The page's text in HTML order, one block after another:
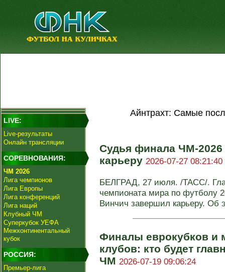
LIVE:
Live-результаты
Онлайн трансляции
СОРЕВНОВАНИЯ:
ЧМ 2026
Лига чемпионов
Лига Европы
Лига конференций
Лига наций
Клубный ЧМ
Суперкубок УЕФА
Межконтинентальный
кубок
РОССИЯ:
Премьер-лига
Айнтрахт: Самые
Судья финала ЧМ-
карьеру 2026-07-27 08:21:40
БЕЛГРАД, 27 июля. /ТАСС/.
чемпионата мира по футболу
Винчич завершил карьеру. Об
Финалы еврокубков и
клубов: кто будет
ЧМ 2026-07-19 09:06:24